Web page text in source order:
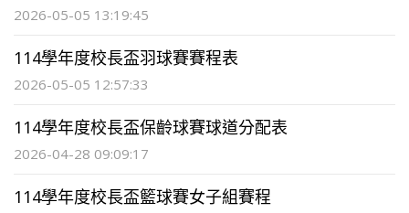
2026-05-05 13:19:45
114學年度校長盃羽球賽賽程表
2026-05-05 12:57:33
114學年度校長盃保齡球賽球道分配表
2026-04-28 09:09:17
114學年度校長盃籃球賽女子組賽程